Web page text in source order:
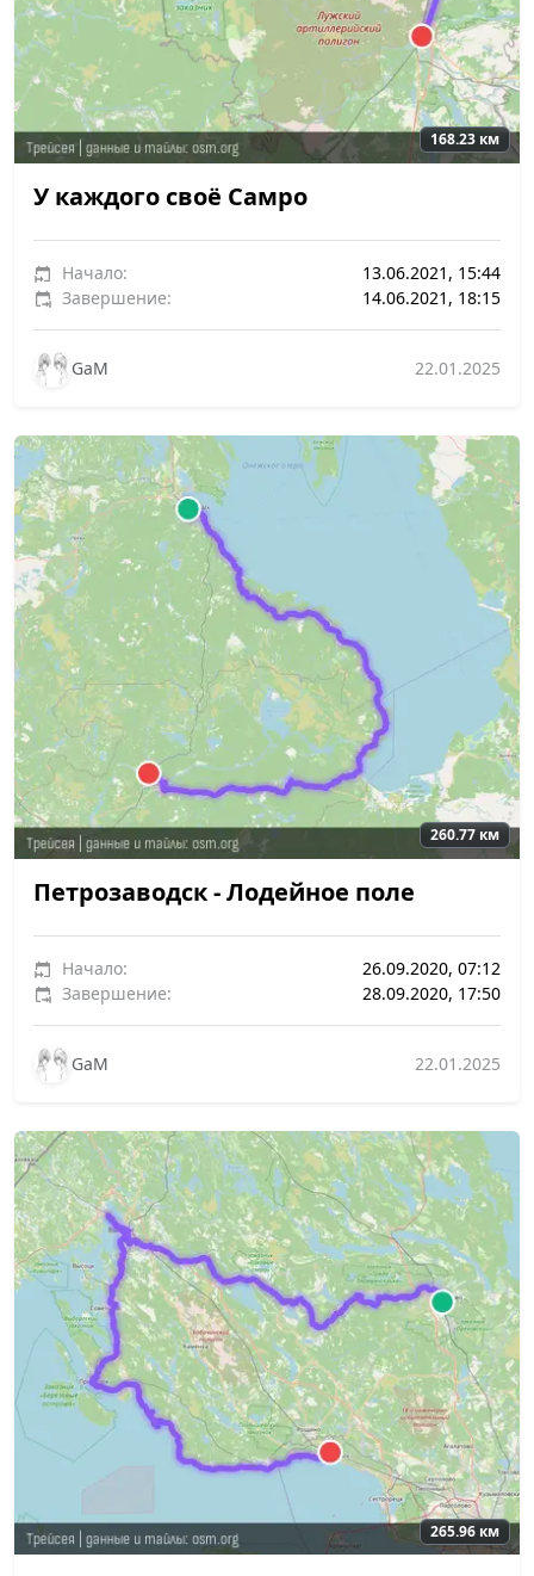
168.23 км
У каждого своё Самро
Начало:
13.06.2021, 15:44
Завершение:
14.06.2021, 18:15
GaM 22.01.2025
260.77 км
Петрозаводск - Лодейное поле
Начало:
26.09.2020, 07:12
Завершение:
28.09.2020, 17:50
GaM 22.01.2025
265.96 км